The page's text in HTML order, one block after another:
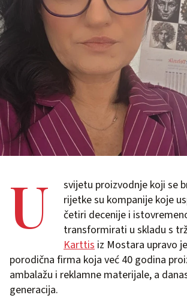
U
svijetu proizvodnje koji se
rijetke su kompanije koje
četiri decenije i
transformirati u skladu s
Karttis iz Mostara upravo
porodična firma koja već 40 godina
ambalažu i reklamne materijale, a
generacija.